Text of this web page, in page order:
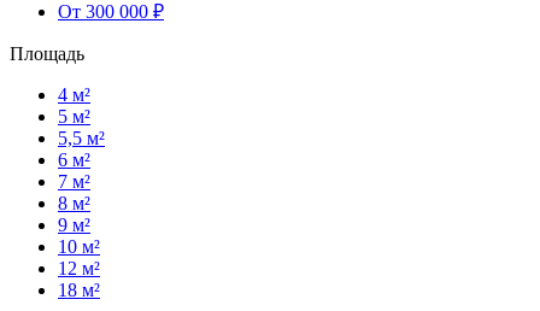
От 300 000 ₽
Площадь
4 м²
5 м²
5,5 м²
6 м²
7 м²
8 м²
9 м²
10 м²
12 м²
18 м²